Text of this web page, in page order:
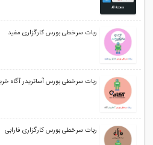
ربات سرخطی بورس کارگزاری مفید
ربات سرخطی بورس آساتریدر آگاه
ربات سرخطی بورس کارگزاری فارابی